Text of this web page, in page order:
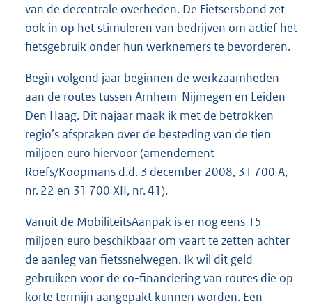
van de decentrale overheden. De Fietsersbond zet
ook in op het stimuleren van bedrijven om actief het
fietsgebruik onder hun werknemers te bevorderen.
Begin volgend jaar beginnen de werkzaamheden
aan de routes tussen Arnhem-Nijmegen en Leiden-
Den Haag. Dit najaar maak ik met de betrokken
regio’s afspraken over de besteding van de tien
miljoen euro hiervoor (amendement
Roefs/Koopmans d.d. 3 december 2008, 31 700 A,
nr. 22 en 31 700 XII, nr. 41).
Vanuit de MobiliteitsAanpak is er nog eens 15
miljoen euro beschikbaar om vaart te zetten achter
de aanleg van fietssnelwegen. Ik wil dit geld
gebruiken voor de co-financiering van routes die op
korte termijn aangepakt kunnen worden. Een